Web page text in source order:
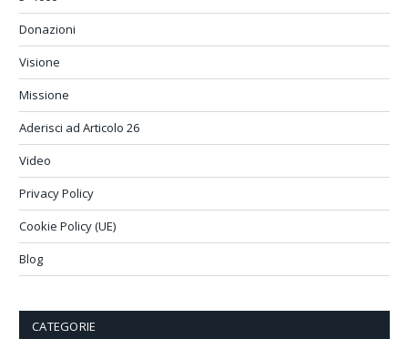
Donazioni
Visione
Missione
Aderisci ad Articolo 26
Video
Privacy Policy
Cookie Policy (UE)
Blog
CATEGORIE